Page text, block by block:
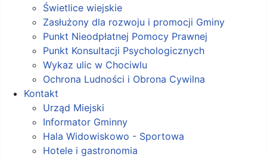
Świetlice wiejskie
Zasłużony dla rozwoju i promocji Gminy
Punkt Nieodpłatnej Pomocy Prawnej
Punkt Konsultacji Psychologicznych
Wykaz ulic w Chociwlu
Ochrona Ludności i Obrona Cywilna
Kontakt
Urząd Miejski
Informator Gminny
Hala Widowiskowo - Sportowa
Hotele i gastronomia